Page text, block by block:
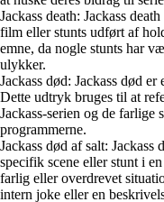
Jackass death: Jackass
film eller stunts udført af
emne, da nogle stunts har
ulykker.
Jackass død: Jackass død
Dette udtryk bruges til at
Jackass-serien og de farlige
programmerne.
Jackass død af salt:
specifik scene eller stunt i
farlig eller overdrevet
intern joke eller en